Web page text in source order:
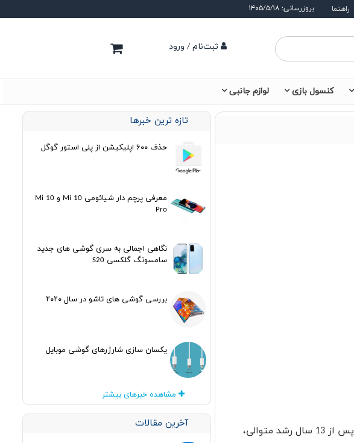
راهنما بروزرسانی: ۱۴۰۵/۵/۱۸
ثبت‌نام / ورود
کنسول بازی لوازم جانبی
روز گذشته اپل گزارش مالی 3 ماهه اول 2016 را منتشر نمود. این گزارش مشخص کرد که درآمد این شرکت پس از 13 سال رشد متوالی،
تازه ترین خبرها
حذف ۶۰۰ اپلیکیشن از پلی استور گوگل
معرفی پرچم دار شیائومی Mi 10 و Mi 10
Pro
نگاهی اجمالی به سری گوشی های جدید
سامسونگ گلکسی S20
بررسی گوشی های تاشو در سال ۲۰۲۰
یکسان سازی شارژرهای گوشی موبایل
مشاهده خبرهای بیشتر
آخرین مقالات